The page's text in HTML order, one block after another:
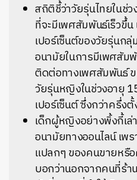
สถิติชี้ว่าวัยรุ่นไทยในช่
ที่จะมีเพศสัมพันธ์เร็วขึ้
เปอร์เซ็นต์ของวัยรุ่นก
อนามัยในการมีเพศสัม
ติดต่อทางเพศสัมพันธ์
วัยรุ่นหญิงในช่วงอายุ
เปอร์เซ็นต์ ซึ่งกว่าครึ่ง
เด็กผู้หญิงอย่างพิ้งกี้เล่
อนามัยทางออนไลน์ เพ
แปลกๆ ของคนขายหรื
บอกว่านอกจากคนที่ร้า